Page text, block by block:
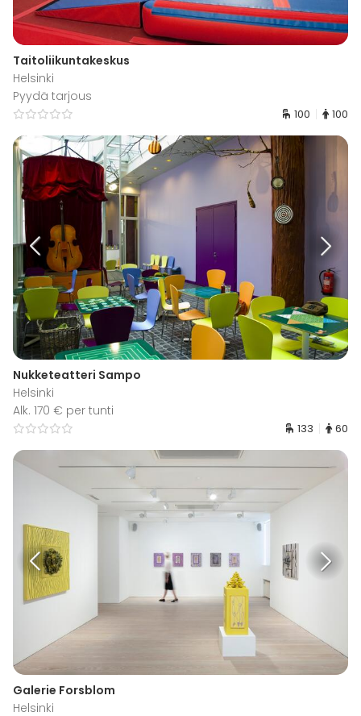
Taitoliikuntakeskus
Helsinki
Pyydä tarjous
100 100
Nukketeatteri Sampo
Helsinki
Alk. 170 € per tunti
133 60
Galerie Forsblom
Helsinki